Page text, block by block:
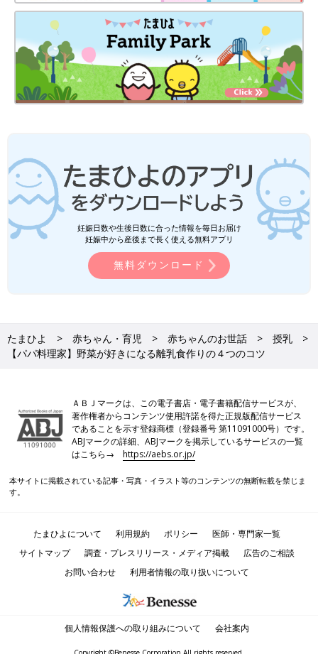
妊娠日数や生後日数に合った情報を毎日お届け
妊娠中から産後まで長く使える無料アプリ
無料ダウンロード
たまひよ 赤ちゃん・育児 赤ちゃんのお世話
授乳
【パパ料理家】野菜が好きになる離乳食作りの４つのコツ
ＡＢＪマークは、この電子書店・電子書籍配信サービスが、
著作権者からコンテンツ使用許諾を得た正規版配信サービス
であることを示す登録商標（登録番号 第11091000号）です。
ABJマークの詳細、ABJマークを掲示しているサービスの一覧
はこちら→https://aebs.or.jp/
本サイトに掲載されている記事・写真・イラスト等のコンテンツの無断転載を禁じま
す。
たまひよについて 利用規約 ポリシー
医師・専門家一覧
サイトマップ
調査・プレスリリース・メディア掲載
広告のご相談
お問い合わせ
利用者情報の取り扱いについて
個人情報保護への取り組みについて 会社案内